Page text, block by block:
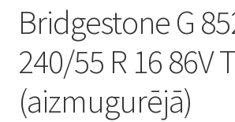
Bridgestone G
240/55 R 16 86V
(aizmugurējā)